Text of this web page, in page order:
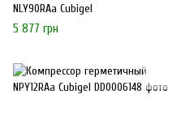
NLY90RAa Cubigel
5 877 грн